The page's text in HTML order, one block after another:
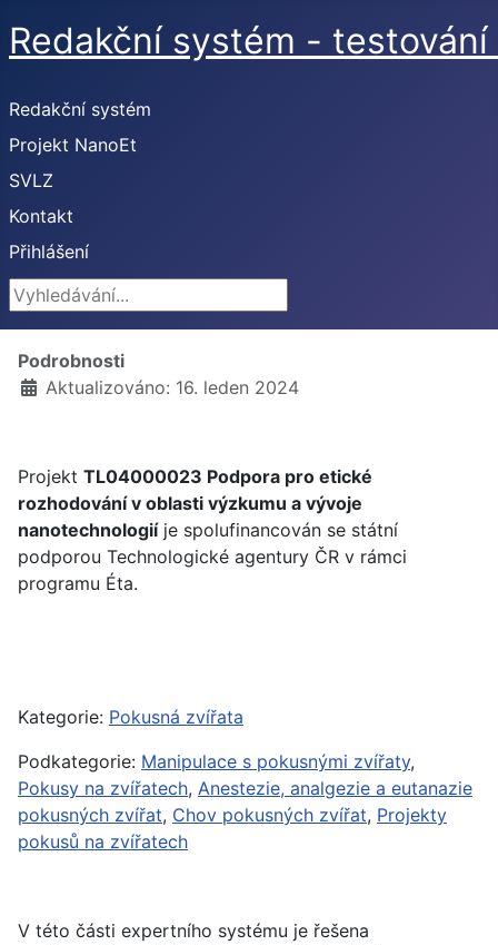
Redakční systém -
Redakční systém
Projekt NanoEt
SVLZ
Kontakt
Přihlášení
Vyhledávání...
Podrobnosti
Aktualizováno: 16. leden 2024
Projekt TL04000023 Podpora pro etické
rozhodování v oblasti výzkumu a vývoje
nanotechnologiíje spolufinancován se státní
podporou Technologické agentury ČR v rámci
programu Éta.
Kategorie: Pokusná zvířata
Podkategorie: Manipulace s pokusnými zvířaty,
Pokusy na zvířatech, Anestezie, analgezie a eutanazie
pokusných zvířat, Chov pokusných zvířat, Projekty
pokusů na zvířatech
V této části expertního systému je řešena